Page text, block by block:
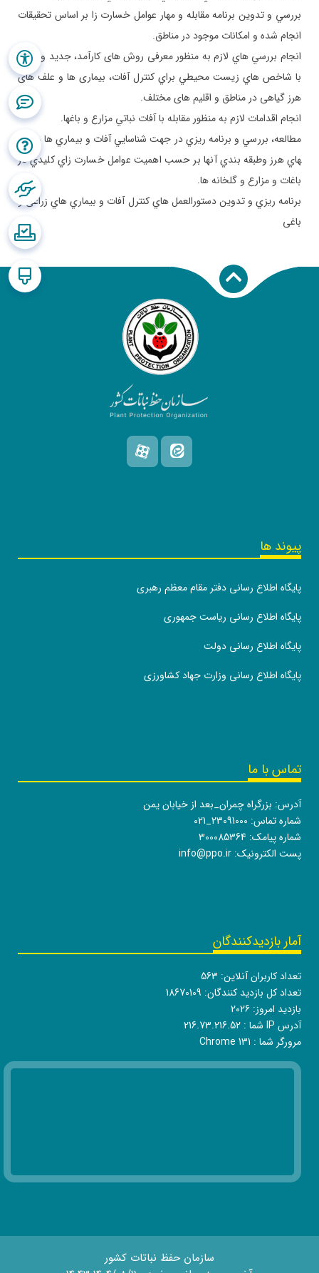
بررسي و تدوين برنامه مقابله و مهار عوامل خسارت زا بر اساس تحقيقات
انجام شده و امكانات موجود در مناطق.
انجام بررسي­ هاي لازم به منظور معرفی روش های كارآمد، جديد وسازگار
با شاخص هاي زيست محيطي براي کنترل آفات، بيماری ها و علف های
هرز گياهی در مناطق و اقليم های مختلف.
انجام اقدامات لازم به منظور مقابله با آفات نباتي مزارع و باغ­ها.
مطالعه، بررسي و برنامه ريزي در جهت شناسايي آفات و بيماري ها و علف­
هاي هرز وطبقه بندي آنها بر حسب اهميت عوامل خسارت زاي كليدي در
باغات و مزارع و گلخانه ها.
برنامه ريزي و تدوين دستورالعمل هاي كنترل آفات و بيماري هاي زراعی و
باغی
پیوند ها
پایگاه اطلاع رسانی دفتر مقام معظم رهبری
پایگاه اطلاع رسانی ریاست جمهوری
پایگاه اطلاع رسانی دولت
پایگاه اطلاع رسانی وزارت جهاد کشاورزی
تماس با ما
آدرس: بزرگراه چمران_بعد از خیابان یمن
شماره تماس: 021_23091000
شماره پیامک: 300085364
پست الکترونیک: info@ppo.ir
آمار بازدیدکنندگان
تعداد کاربران آنلاین: 563
تعداد کل بازدید کنندگان: 18670109
بازدید امروز: 2026
آدرس IP شما :
216.73.216.52
مرورگر شما : Chrome 131
سازمان حفظ نباتات کشور